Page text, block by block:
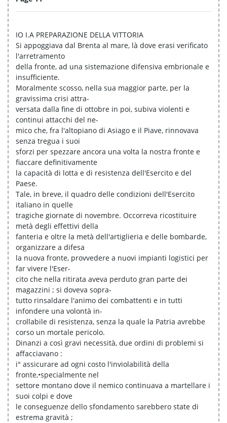
IO I.A PREPARAZIONE DELLA VITTORIA
Si appoggiava dal Brenta al mare, là dove erasi verificato
l'arretramento
della fronte, ad una sistemazione difensiva embrionale e
insufficiente.
Moralmente scosso, nella sua maggior parte, per la
gravissima crisi attra-
versata dalla fine di ottobre in poi, subiva violenti e
continui attacchi del ne-
mico che, fra l'altopiano di Asiago e il Piave, rinnovava
senza tregua i suoi
sforzi per spezzare ancora una volta la nostra fronte e
fiaccare definitivamente
la capacità di lotta e di resistenza dell'Esercito e del
Paese.
Tale, in breve, il quadro delle condizioni dell'Esercito
italiano in quelle
tragiche giornate di novembre. Occorreva ricostituire
metà degli effettivi della
fanteria e oltre la metà dell'artiglieria e delle bombarde,
organizzare a difesa
la nuova fronte, provvedere a nuovi impianti logistici per
far vivere l'Eser-
cito che nella ritirata aveva perduto gran parte dei
magazzini ; si doveva sopra-
tutto rinsaldare l'animo dei combattenti e in tutti
infondere una volontà in-
crollabile di resistenza, senza la quale la Patria avrebbe
corso un mortale pericolo.
Dinanzi a così gravi necessità, due ordini di problemi si
affacciavano :
i° assicurare ad ogni costo l'inviolabilità della
fronte,•specialmente nel
settore montano dove il nemico continuava a martellare i
suoi colpi e dove
le conseguenze dello sfondamento sarebbero state di
estrema gravità ;